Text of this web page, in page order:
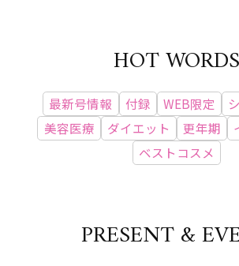
HOT WORDS
最新号情報 付録 WEB限定
美容医療
ダイエット 更年期
ベストコスメ
PRESENT &